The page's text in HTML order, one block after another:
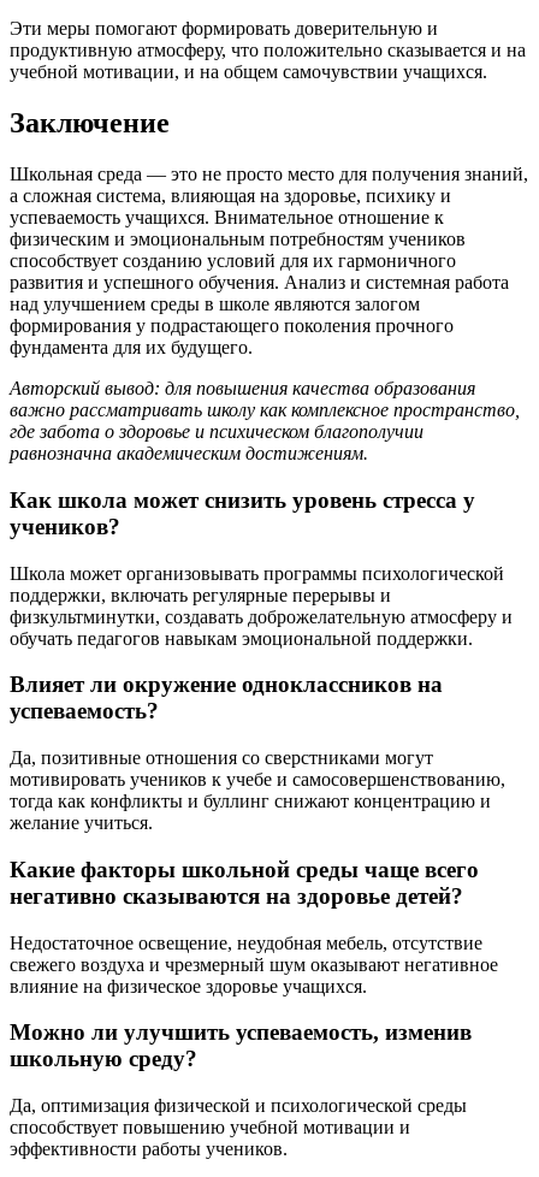
Эти меры помогают формировать доверительную и
продуктивную атмосферу, что положительно сказывается и на
учебной мотивации, и на общем самочувствии учащихся.
Заключение
Школьная среда — это не просто место для получения знаний,
а сложная система, влияющая на здоровье, психику и
успеваемость учащихся. Внимательное отношение к
физическим и эмоциональным потребностям учеников
способствует созданию условий для их гармоничного
развития и успешного обучения. Анализ и системная работа
над улучшением среды в школе являются залогом
формирования у подрастающего поколения прочного
фундамента для их будущего.
Авторский вывод: для повышения качества образования
важно рассматривать школу как комплексное пространство,
где забота о здоровье и психическом благополучии
равнозначна академическим достижениям.
Как школа может снизить уровень стресса у
учеников?
Школа может организовывать программы психологической
поддержки, включать регулярные перерывы и
физкультминутки, создавать доброжелательную атмосферу и
обучать педагогов навыкам эмоциональной поддержки.
Влияет ли окружение одноклассников на
успеваемость?
Да, позитивные отношения со сверстниками могут
мотивировать учеников к учебе и самосовершенствованию,
тогда как конфликты и буллинг снижают концентрацию и
желание учиться.
Какие факторы школьной среды чаще всего
негативно сказываются на здоровье детей?
Недостаточное освещение, неудобная мебель, отсутствие
свежего воздуха и чрезмерный шум оказывают негативное
влияние на физическое здоровье учащихся.
Можно ли улучшить успеваемость, изменив
школьную среду?
Да, оптимизация физической и психологической среды
способствует повышению учебной мотивации и
эффективности работы учеников.